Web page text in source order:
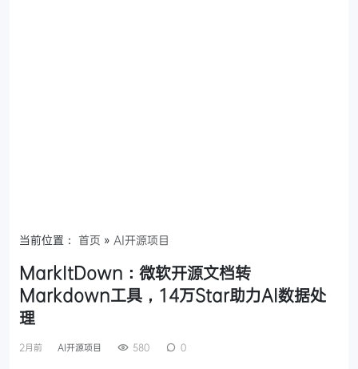
当前位置： 首页 » AI开源项目
MarkItDown：微软开源文档转
Markdown工具，14万Star助力AI数据处
理
2月前 AI开源项目 580 0